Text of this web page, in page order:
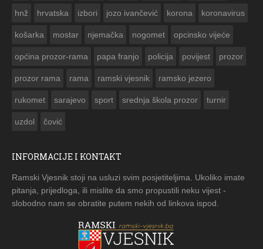
hnž hrvatska izbori jozo ivančević korona koronavirus
košarka mostar njemačka nogomet opcinsko vijeće
općina prozor-rama papa franjo policija povijest prozor
prozor rama rama ramski vjesnik ramsko jezero
rukomet sarajevo sport srednja škola prozor turnir
uzdol čović
INFORMACIJE I KONTAKT
Ramski Vjesnik stoji na usluzi svim posjetiteljima. Ukoliko imate
pitanja, prijedloga, ili mislite da smo propustili neku vijest -
slobodno nam se obratite putem nekih od linkova ispod.